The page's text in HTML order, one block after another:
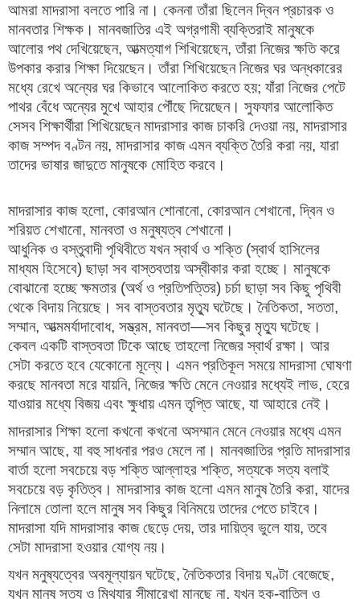
আমরা মাদরাসা বলতে পারি না। কেননা তাঁরা ছিলেন দ্বিন প্রচারক ও
মানবতার শিক্ষক। মানবজাতির এই অগ্রগামী ব্যক্তিরাই মানুষকে
আলোর পথ দেখিয়েছেন, আত্মত্যাগ শিখিয়েছেন, তাঁরা নিজের ক্ষতি করে
উপকার করার শিক্ষা দিয়েছেন। তাঁরা শিখিয়েছেন নিজের ঘর অন্ধকারের
মধ্যে রেখে অন্যের ঘর কিভাবে আলোকিত করতে হয়; যাঁরা নিজের পেটে
পাথর বেঁধে অন্যের মুখে আহার পৌঁছে দিয়েছেন। সুফফার আলোকিত
সেসব শিক্ষার্থীরা শিখিয়েছেন মাদরাসার কাজ চাকরি দেওয়া নয়, মাদরাসার
কাজ সম্পদ বণ্টন নয়, মাদরাসার কাজ এমন ব্যক্তি তৈরি করা নয়, যারা
তাদের ভাষার জাদুতে মানুষকে মোহিত করবে।
মাদরাসার কাজ হলো, কোরআন শোনানো, কোরআন শেখানো, দ্বিন ও
শরিয়ত শেখানো, মানবতা ও মনুষ্যত্ব শেখানো।
আধুনিক ও বস্তুবাদী পৃথিবীতে যখন স্বার্থ ও শক্তি (স্বার্থ হাসিলের
মাধ্যম হিসেবে) ছাড়া সব বাস্তবতায় অস্বীকার করা হচ্ছে। মানুষকে
বোঝানো হচ্ছে ক্ষমতার (অর্থ ও প্রতিপত্তির) চর্চা ছাড়া সব কিছু পৃথিবী
থেকে বিদায় নিয়েছে। সব বাস্তবতার মৃত্যু ঘটেছে। নৈতিকতা, সততা,
সম্মান, আত্মমর্যাদাবোধ, সম্ভ্রম, মানবতা—সব কিছুর মৃত্যু ঘটেছে।
কেবল একটি বাস্তবতা টিকে আছে তাহলো নিজের স্বার্থ রক্ষা। আর
সেটা করতে হবে যেকোনো মূল্যে। এমন প্রতিকূল সময়ে মাদরাসা ঘোষণা
করছে মানবতা মরে যায়নি, নিজের ক্ষতি মেনে নেওয়ার মধ্যেই লাভ, হেরে
যাওয়ার মধ্যে বিজয় এবং ক্ষুধায় এমন তৃপ্তি আছে, যা আহারে নেই।
মাদরাসার শিক্ষা হলো কখনো কখনো অসম্মান মেনে নেওয়ার মধ্যে এমন
সম্মান আছে, যা বহু সাধনার পরও মেলে না। মানবজাতির প্রতি মাদরাসার
বার্তা হলো সবচেয়ে বড় শক্তি আল্লাহর শক্তি, সত্যকে সত্য বলাই
সবচেয়ে বড় কৃতিত্ব। মাদরাসার কাজ হলো এমন মানুষ তৈরি করা, যাদের
নিলামে তোলা হলে মানুষ সব কিছুর বিনিময়ে তাদের পেতে চাইবে।
মাদরাসা যদি মাদরাসার কাজ ছেড়ে দেয়, তার দায়িত্ব ভুলে যায়, তবে
সেটা মাদরাসা হওয়ার যোগ্য নয়।
যখন মনুষ্যত্বের অবমূল্যায়ন ঘটেছে, নৈতিকতার বিদায় ঘণ্টা বেজেছে,
যখন মানুষ সত্য ও মিথ্যার সীমারেখা মানছে না, যখন হক-বাতিল ও